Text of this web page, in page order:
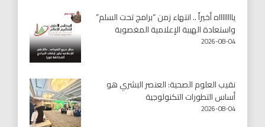
يااااااااه أخيراً .. انتهاء زمن “برامج تحت السلم”
واستعادة الهيبة الإعلامية المغصوبة
2026-08-04
نقيب العلوم الصحية: العنصر البشري هو
أساس التطورات التكنولوجية
2026-08-04